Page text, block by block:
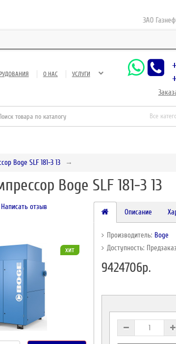
ЗАО
О НАС УСЛУГИ
Все
Boge SLF 181-3 13
Boge SLF 181-3 13
Написать отзыв
хит
Описание
Производитель: Boge
Доступность: Предзаказ
9424706р.